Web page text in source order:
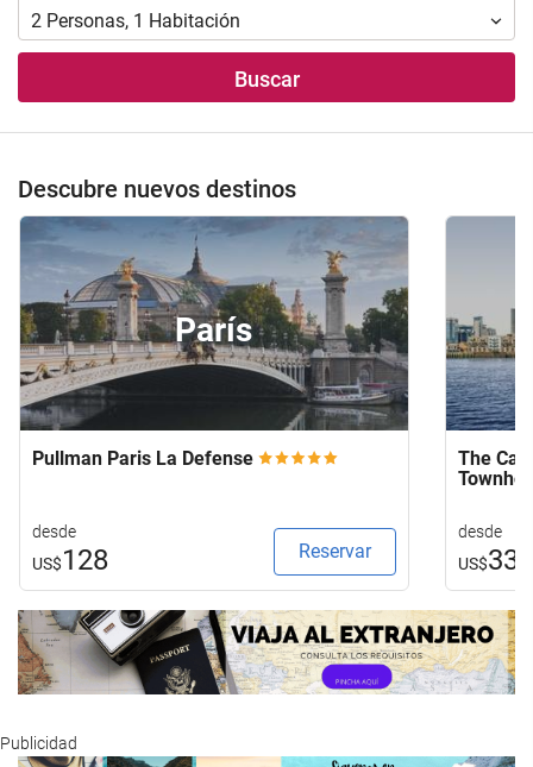
2 Personas, 1 Habitación
Buscar
Descubre nuevos destinos
París
Pullman Paris La Defense
desde
US$128 Reservar
The
desde
US$332
Publicidad